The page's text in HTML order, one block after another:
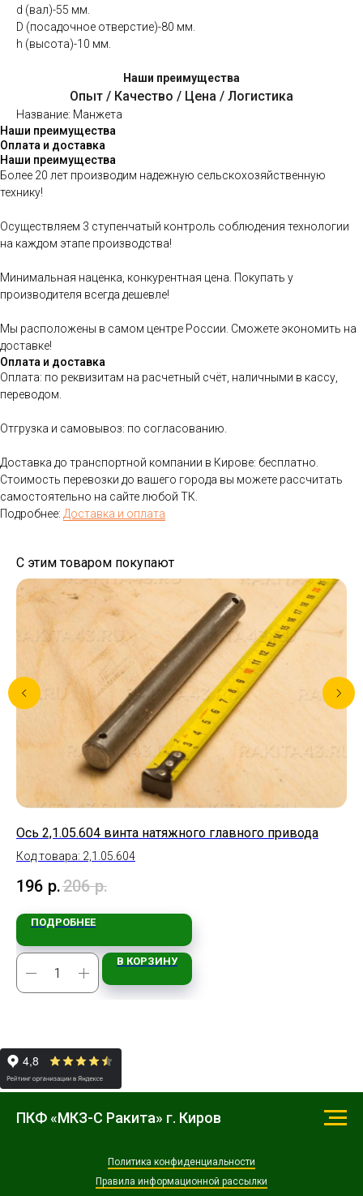
d (вал)-55 мм.
D (посадочное отверстие)-80 мм.
h (высота)-10 мм.
Наши преимущества
Опыт / Качество / Цена / Логистика
Название: Манжета
Наши преимущества
Оплата и доставка
Наши преимущества
Более 20 лет производим надежную сельскохозяйственную
технику!
Осуществляем 3 ступенчатый контроль соблюдения технологии
на каждом этапе производства!
Минимальная наценка, конкурентная цена. Покупать у
производителя всегда дешевле!
Мы расположены в самом центре России. Сможете экономить на
доставке!
Оплата и доставка
Оплата: по реквизитам на расчетный счёт, наличными в кассу,
переводом.
Отгрузка и самовывоз: по согласованию.
Доставка до транспортной компании в Кирове: бесплатно.
Стоимость перевозки до вашего города вы можете рассчитать
самостоятельно на сайте любой ТК.
Подробнее: Доставка и оплата
С этим товаром покупают
Ось 2,1.05.604 винта натяжного главного привода
Код товара: 2,1.05.604
196 р.206 р.
ПОДРОБНЕЕ
В КОРЗИНУ
ПКФ «МКЗ-С Ракита» г. Киров
Политика конфиденциальности
Правила информационной рассылки